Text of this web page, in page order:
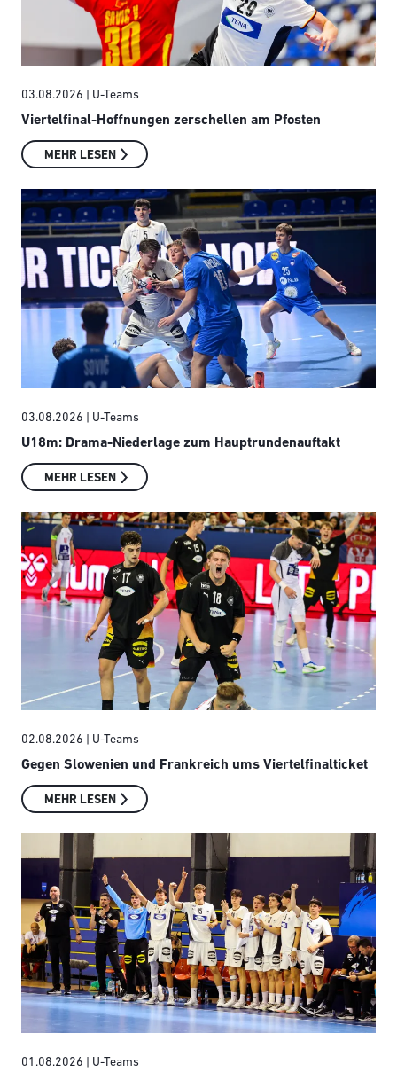
03.08.2026 | U-Teams
Viertelfinal-Hoffnungen zerschellen am Pfosten
MEHR LESEN
03.08.2026 | U-Teams
U18m: Drama-Niederlage zum Hauptrundenauftakt
MEHR LESEN
02.08.2026 | U-Teams
Gegen Slowenien und Frankreich ums Viertelfinalticket
MEHR LESEN
01.08.2026 | U-Teams